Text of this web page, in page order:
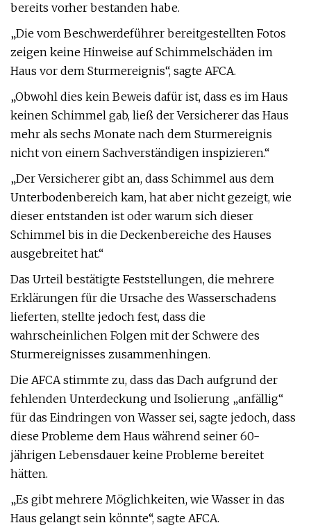
bereits vorher bestanden habe.
„Die vom Beschwerdeführer bereitgestellten Fotos
zeigen keine Hinweise auf Schimmelschäden im
Haus vor dem Sturmereignis“, sagte AFCA.
„Obwohl dies kein Beweis dafür ist, dass es im Haus
keinen Schimmel gab, ließ der Versicherer das Haus
mehr als sechs Monate nach dem Sturmereignis
nicht von einem Sachverständigen inspizieren.“
„Der Versicherer gibt an, dass Schimmel aus dem
Unterbodenbereich kam, hat aber nicht gezeigt, wie
dieser entstanden ist oder warum sich dieser
Schimmel bis in die Deckenbereiche des Hauses
ausgebreitet hat.“
Das Urteil bestätigte Feststellungen, die mehrere
Erklärungen für die Ursache des Wasserschadens
lieferten, stellte jedoch fest, dass die
wahrscheinlichen Folgen mit der Schwere des
Sturmereignisses zusammenhingen.
Die AFCA stimmte zu, dass das Dach aufgrund der
fehlenden Unterdeckung und Isolierung „anfällig“
für das Eindringen von Wasser sei, sagte jedoch, dass
diese Probleme dem Haus während seiner 60-
jährigen Lebensdauer keine Probleme bereitet
hätten.
„Es gibt mehrere Möglichkeiten, wie Wasser in das
Haus gelangt sein könnte“, sagte AFCA.